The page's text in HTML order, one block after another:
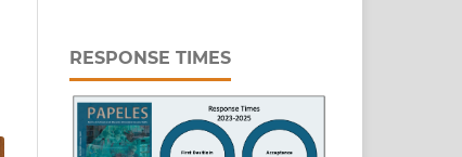
RESPONSE TIMES